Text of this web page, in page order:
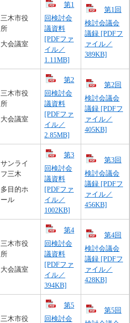
三木市役
所
大会議室
第1
回検討会
議資料
[PDFファ
イル／
1.11MB]
第1回
検討会議会
議録 [PDFフ
ァイル／
389KB]
三木市役
所
大会議室
第2
回検討会
議資料
[PDFファ
イル／
2.85MB]
第2回
検討会議会
議録 [PDFフ
ァイル／
405KB]
サンライ
フ三木
多目的ホ
ール
第3
回検討会
議資料
[PDFファ
イル／
1002KB]
第3回
検討会議会
議録 [PDFフ
ァイル／
456KB]
三木市役
所
大会議室
第4
回検討会
議資料
[PDFファ
イル／
394KB]
第4回
検討会議会
議録 [PDFフ
ァイル／
428KB]
三木市役
第5
回検討会
第5回